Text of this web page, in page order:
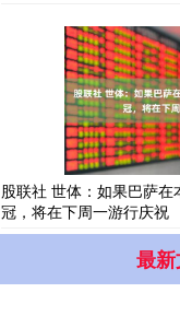
股联社 世体：如果巴萨
冠，将在下周一游行庆祝
最